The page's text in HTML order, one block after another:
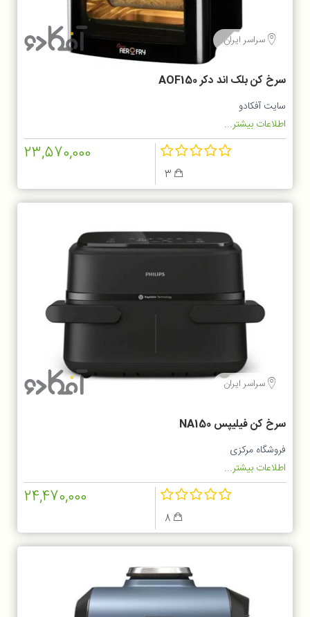
سراسر ایران
سرخ کن بلک اند دکر AOF150
سایت آفکادو
اطلاعات بیشتر...
3
23,570,000
سراسر ایران
سرخ کن فیلیپس NA150
فروشگاه مرکزی
اطلاعات بیشتر...
8
24,470,000